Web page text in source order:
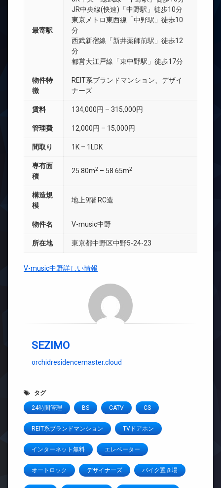
最寄駅
JR中央線(快速)「中野駅」徒歩10分
東京メトロ東西線「中野駅」徒歩10
分
西武新宿線「新井薬師前駅」徒歩12
分
都営大江戸線「東中野駅」徒歩17分
物件特
徴
REIT系ブランドマンション、デザイ
ナーズ
賃料 134,000円 – 315,000円
管理費 12,000円 – 15,000円
間取り 1K – 1LDK
専有面
積
25.80m2 – 58.65m2
構造規
模
地上9階 RC造
物件名 V-music中野
所在地 東京都中野区中野5-24-23
V-music中野詳しい情報
SEZIMO
orchidresidencemaster.cloud
タグ
24時間管理 BS CATV CS
REIT系ブランドマンション TVドアホン
インターネット無料 エレベーター
オートロック デザイナーズ バイク置き場